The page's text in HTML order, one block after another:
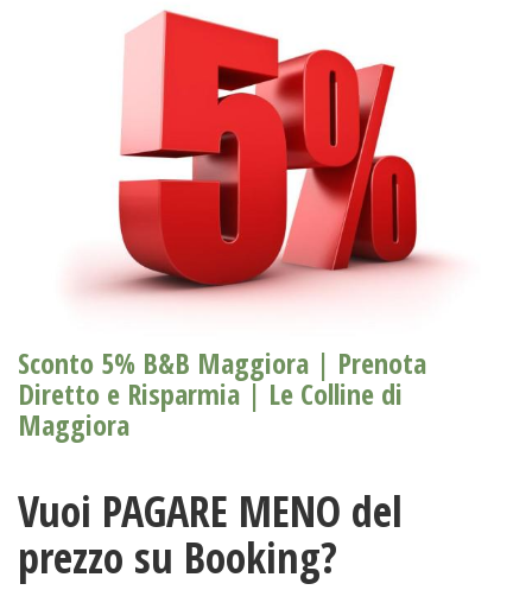
Sconto 5% B&B Maggiora | Prenota
Diretto e Risparmia | Le Colline di
Maggiora
Vuoi PAGARE MENO del
prezzo su Booking?